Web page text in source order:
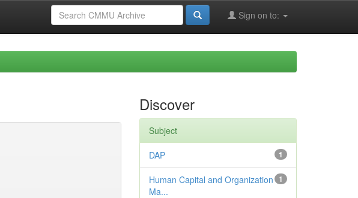
Sign on to:
Discover
Subject
1
DAP
1
Human Capital and Organization
Ma...